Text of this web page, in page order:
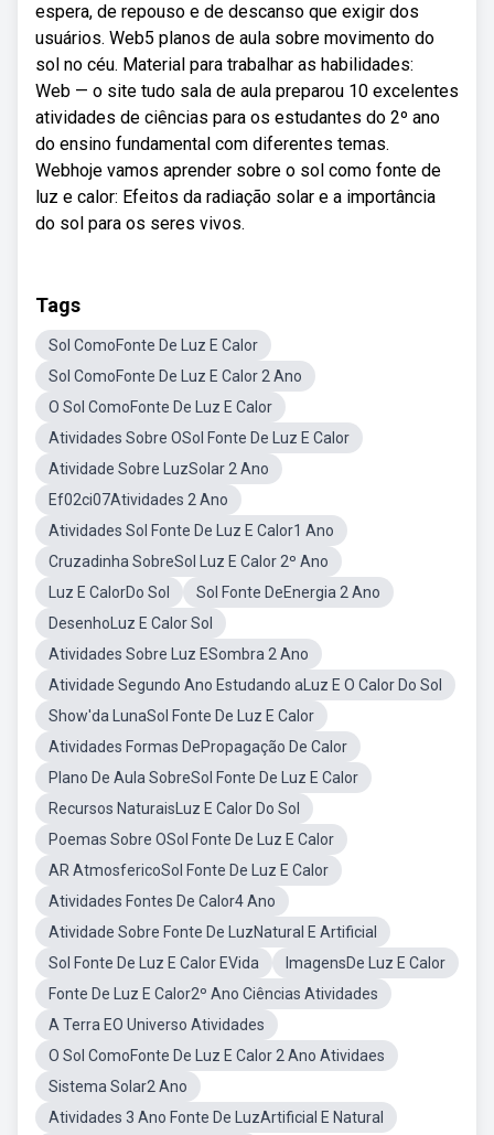
espera, de repouso e de descanso que exigir dos
usuários. Web5 planos de aula sobre movimento do
sol no céu. Material para trabalhar as habilidades:
Web — o site tudo sala de aula preparou 10 excelentes
atividades de ciências para os estudantes do 2º ano
do ensino fundamental com diferentes temas.
Webhoje vamos aprender sobre o sol como fonte de
luz e calor: Efeitos da radiação solar e a importância
do sol para os seres vivos.
Tags
Sol ComoFonte De Luz E Calor
Sol ComoFonte De Luz E Calor 2 Ano
O Sol ComoFonte De Luz E Calor
Atividades Sobre OSol Fonte De Luz E Calor
Atividade Sobre LuzSolar 2 Ano
Ef02ci07Atividades 2 Ano
Atividades Sol Fonte De Luz E Calor1 Ano
Cruzadinha SobreSol Luz E Calor 2º Ano
Luz E CalorDo Sol
Sol Fonte DeEnergia 2 Ano
DesenhoLuz E Calor Sol
Atividades Sobre Luz ESombra 2 Ano
Atividade Segundo Ano Estudando aLuz E O Calor Do Sol
Show'da LunaSol Fonte De Luz E Calor
Atividades Formas DePropagação De Calor
Plano De Aula SobreSol Fonte De Luz E Calor
Recursos NaturaisLuz E Calor Do Sol
Poemas Sobre OSol Fonte De Luz E Calor
AR AtmosfericoSol Fonte De Luz E Calor
Atividades Fontes De Calor4 Ano
Atividade Sobre Fonte De LuzNatural E Artificial
Sol Fonte De Luz E Calor EVida
ImagensDe Luz E Calor
Fonte De Luz E Calor2º Ano Ciências Atividades
A Terra EO Universo Atividades
O Sol ComoFonte De Luz E Calor 2 Ano Atividaes
Sistema Solar2 Ano
Atividades 3 Ano Fonte De LuzArtificial E Natural